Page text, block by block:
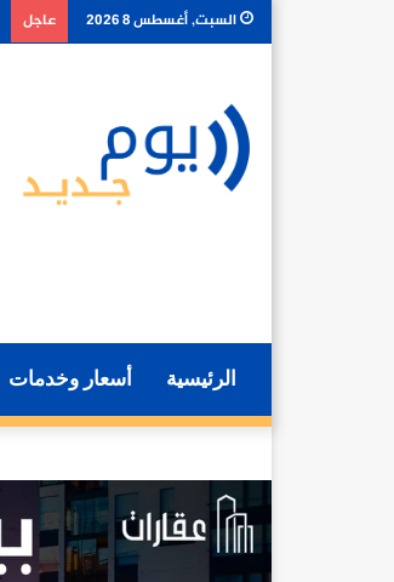
السبت, أغسطس 8 2026 عاجل
الرئيسية أسعار وخدمات